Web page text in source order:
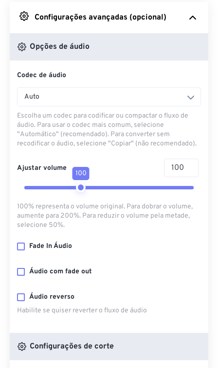
Do Google Drive
Do OneDrive
Configurações avançadas (opcional)
Opções de áudio
Codec de áudio
Auto
Escolha um codec para codificar ou compactar o fluxo de
áudio. Para usar o codec mais comum, selecione
"Automático" (recomendado). Para converter sem
recodificar o áudio, selecione "Copiar" (não recomendado).
Ajustar volume
100
100% representa o volume original. Para dobrar o volume,
aumente para 200%. Para reduzir o volume pela metade,
selecione 50%.
Fade In Áudio
Áudio com fade out
Áudio reverso
Habilite se quiser reverter o fluxo de áudio
Configurações de corte